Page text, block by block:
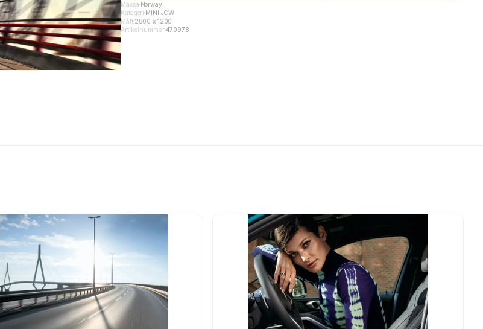
Mässa Norway
Kategori MINI JCW
Mått2800 x 1200
Artikelnummer470978